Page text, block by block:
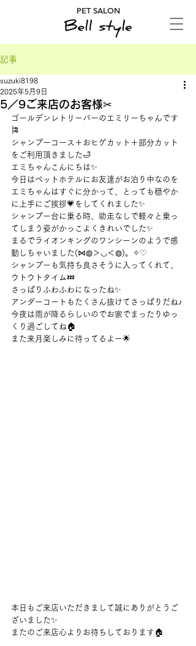
PET SALON
記事
5／9ご来店のお客様✂
suzuki8198
2025年5月9日
ゴールデンレトリーバーのエミリーちゃんです
🎏
シャンプーコース＋おヒゲカット＋部分カット
をご利用頂きました🛁
エミちゃんこんにちは✨
今日はペットホテルにお友達がお泊り中なのを
エミちゃんはすぐに分かって、とっても穏やか
に上手にご挨拶💗をしてくれました✨
シャンプー台に乗る時、助走なしで軽々と乗っ
てしまう姿がかっこよくきれいでした✨
まるでライオンキングのワンシーンのようで感
動しちゃいました(⋈◍＞◡＜◍)。✧♡
シャンプーも気持ち良さそうに入ってくれて、
ウトウトタイム💤
さっぱりふわふわになったね✨
アンダーコートもたくさん抜けてさっぱりだね♪
今夜は雨が降るらしいのでお家でまったりゆっ
くり過ごしてね🏠
また来月楽しみに待ってるよー🌟
本日もご来店いただきまして誠にありがとうご
ざいました✨
またのご来店心よりお待ちしております🏠